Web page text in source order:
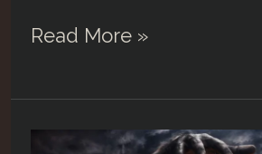
अमेरिका-
इराण
शिमग्याचं
Read More »